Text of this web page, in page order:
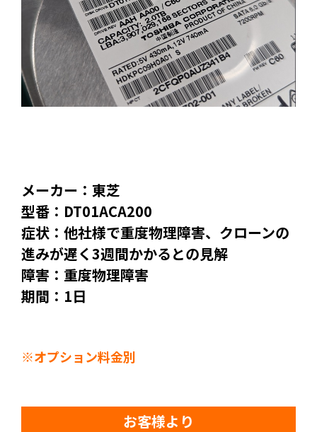
メーカー：東芝
型番：DT01ACA200
症状：他社様で重度物理障害、クローンの
進みが遅く3週間かかるとの見解
障害：重度物理障害
期間：1日
※オプション料金別
お客様より